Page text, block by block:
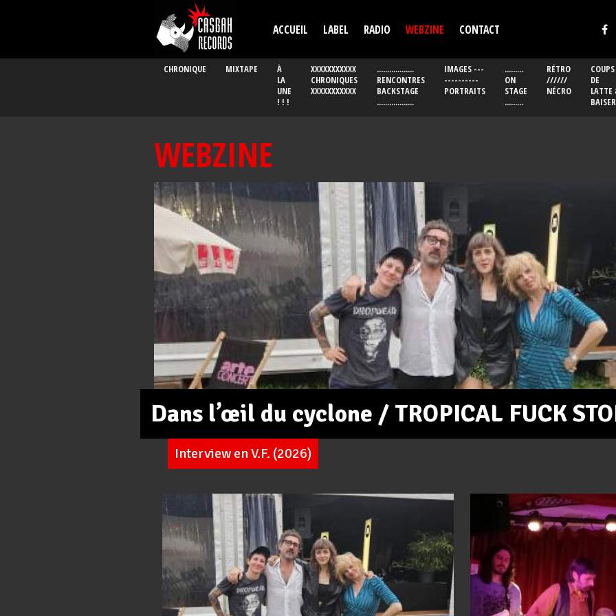
ACCUEIL LABEL RADIO WEBZINE CONTACT
CHRONIQUE MIXTAPE
À
LA
UNE
! ! !
XXXXXXXXXXX
CHRONIQUES
XXXXXXXXXXX
..................
RENCONTRES
BACKSTAGE
..................
IMAGES ---
----------
PORTRAITS
.........
ON
STAGE
.........
RÉTRO
//////
NÉCRO
COUPS
DE
LATTE
WEBZINE
Dans l’œil du cyclone / TROPICAL FUCK
Interview en V.F. (2026)